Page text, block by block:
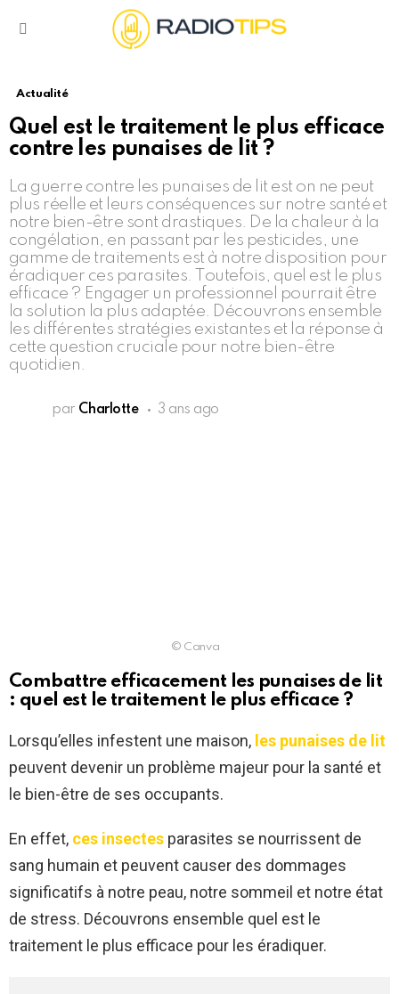
Actualité
Quel est le traitement le plus efficace
contre les punaises de lit ?
La guerre contre les punaises de lit est on ne peut
plus réelle et leurs conséquences sur notre santé et
notre bien-être sont drastiques. De la chaleur à la
congélation, en passant par les pesticides, une
gamme de traitements est à notre disposition pour
éradiquer ces parasites. Toutefois, quel est le plus
efficace ? Engager un professionnel pourrait être
la solution la plus adaptée. Découvrons ensemble
les différentes stratégies existantes et la réponse à
cette question cruciale pour notre bien-être
quotidien.
par Charlotte 3 ans ago
© Canva
Combattre efficacement les punaises de lit
: quel est le traitement le plus efficace ?
Lorsqu’elles infestent une maison, les punaises de lit
peuvent devenir un problème majeur pour la santé et
le bien-être de ses occupants.
En effet, ces insectes parasites se nourrissent de
sang humain et peuvent causer des dommages
significatifs à notre peau, notre sommeil et notre état
de stress. Découvrons ensemble quel est le
traitement le plus efficace pour les éradiquer.